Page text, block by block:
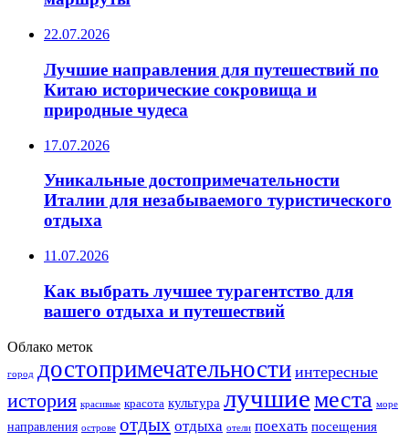
22.07.2026
Лучшие направления для путешествий по
Китаю исторические сокровища и
природные чудеса
17.07.2026
Уникальные достопримечательности
Италии для незабываемого туристического
отдыха
11.07.2026
Как выбрать лучшее турагентство для
вашего отдыха и путешествий
Облако меток
город достопримечательности интересные
история красивые красота культура лучшиеместа море
направления острове отдых отдыха отели поехать посещения